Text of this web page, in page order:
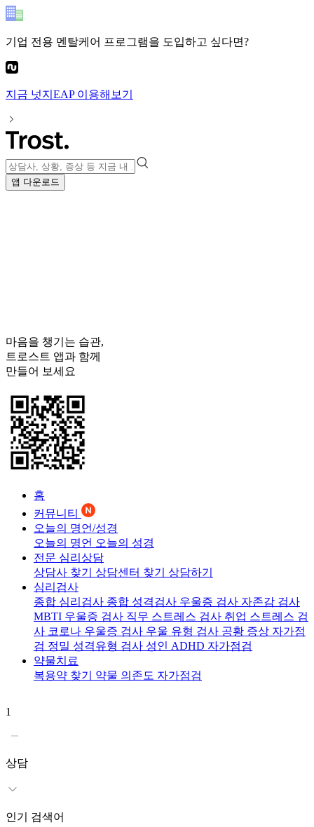
기업 전용 멘탈케어 프로그램을 도입하고 싶다면?
지금 넛지EAP이용해보기
앱 다운로드
마음을 챙기는 습관,
트로스트 앱과 함께
만들어 보세요
홈
커뮤니티
오늘의 명언/성경
오늘의 명언 오늘의 성경
전문 심리상담
상담사 찾기 상담센터 찾기 상담하기
심리검사
종합 심리검사 종합 성격검사 우울증 검사 자존감 검사
MBTI 우울증 검사 직무 스트레스 검사 취업 스트레스 검
사 코로나 우울증 검사 우울 유형 검사 공황 증상 자가점
검 정밀 성격유형 검사 성인 ADHD 자가점검
약물치료
복용약 찾기 약물 의존도 자가점검
1
상담
인기 검색어